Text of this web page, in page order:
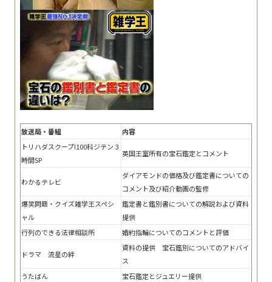
放送局・番組
内容
トリハダスクープ!100科ジテン３
時間SP
英国王室所有の宝石鑑定とコメント
わかるテレビ
ダイアモンドの価格及び鑑定書についての
コメント及び紹介動画の監修
爆笑問題・クイズ雑学王スペシ
ャル
鑑定書と鑑別書についての解説および資料
提供
行列のできる法律相談所
婚約指輪についてのコメントと評価
ドラマ 流星の絆
資料の提供 宝石鑑別についてのアドバイ
ス
うたばん
宝石鑑定とジュエリー提供